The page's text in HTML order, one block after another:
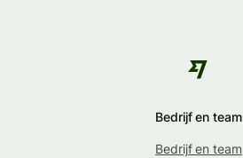
Bedrijf en team
Bedrijf en team